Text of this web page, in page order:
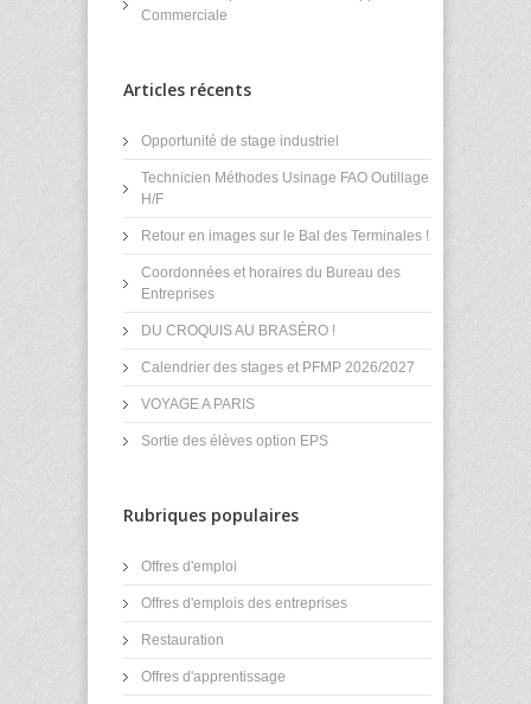
Commerciale
Articles récents
Opportunité de stage industriel
Technicien Méthodes Usinage FAO Outillage
H/F
Retour en images sur le Bal des Terminales !
Coordonnées et horaires du Bureau des
Entreprises
DU CROQUIS AU BRASÉRO !
Calendrier des stages et PFMP 2026/2027
VOYAGE A PARIS
Sortie des élèves option EPS
Rubriques populaires
Offres d'emploi
Offres d'emplois des entreprises
Restauration
Offres d'apprentissage